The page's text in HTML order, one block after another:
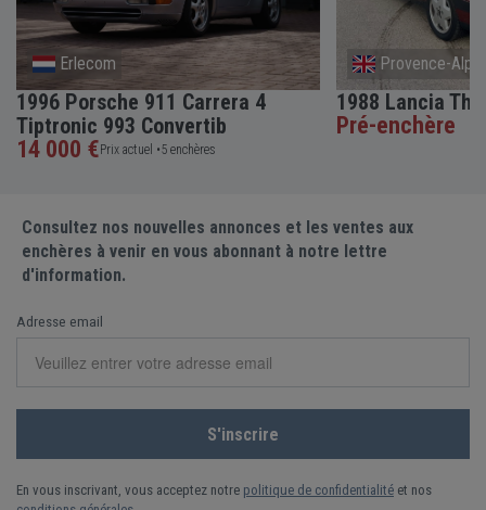
Erlecom
1996 Porsche 911 Carrera 4
Tiptronic 993 Convertib
14 000 € Prix actuel •5 enchères
Provence-
1988 Lancia
Pré-enchère
Consultez nos nouvelles annonces et les ventes aux
enchères à venir en vous abonnant à notre lettre
d'information.
Adresse email
En vous inscrivant, vous acceptez notre politique de confidentialité et nos